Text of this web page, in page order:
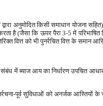
अनुमोदित किसी समाधान योजना
है (जैसा कि ऊपर पैरा 3-5 में परिभाषित
वित्त को भी पुनर्रचित वित्त के समान
में ब्याज आय का निर्धारण उपचित
पूर्व सुविधाओं को अनर्जक आस्तियों के